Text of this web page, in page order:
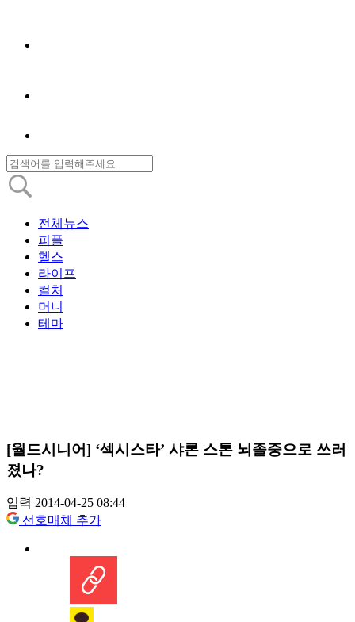
전체뉴스
피플
헬스
라이프
컬처
머니
테마
[월드시니어] ‘섹시스타’ 샤론 스톤 뇌졸중으로 쓰러
졌나?
입력 2014-04-25 08:44
선호매체 추가